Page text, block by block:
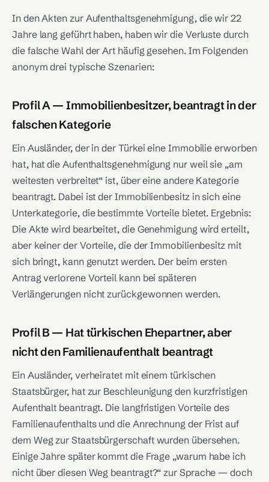
In den Akten zur Aufenthaltsgenehmigung, die wir 22
Jahre lang geführt haben, haben wir die Verluste durch
die falsche Wahl der Art häufig gesehen. Im Folgenden
anonym drei typische Szenarien:
Profil A — Immobilienbesitzer, beantragt in der
falschen Kategorie
Ein Ausländer, der in der Türkei eine Immobilie erworben
hat, hat die Aufenthaltsgenehmigung nur weil sie „am
weitesten verbreitet“ ist, über eine andere Kategorie
beantragt. Dabei ist der Immobilienbesitz in sich eine
Unterkategorie, die bestimmte Vorteile bietet. Ergebnis:
Die Akte wird bearbeitet, die Genehmigung wird erteilt,
aber keiner der Vorteile, die der Immobilienbesitz mit
sich bringt, kann genutzt werden. Der beim ersten
Antrag verlorene Vorteil kann bei späteren
Verlängerungen nicht zurückgewonnen werden.
Profil B — Hat türkischen Ehepartner, aber
nicht den Familienaufenthalt beantragt
Ein Ausländer, verheiratet mit einem türkischen
Staatsbürger, hat zur Beschleunigung den kurzfristigen
Aufenthalt beantragt. Die langfristigen Vorteile des
Familienaufenthalts und die Anrechnung der Frist auf
dem Weg zur Staatsbürgerschaft wurden übersehen.
Einige Jahre später kommt die Frage „warum habe ich
nicht über diesen Weg beantragt?“ zur Sprache — doch